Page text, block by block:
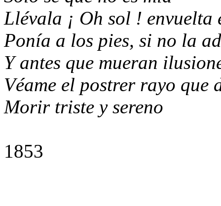
Llévala ¡ Oh sol ! envuelta
Ponía a los pies, si no la
Y antes que mueran
Véame el postrer rayo que
Morir triste y sereno
1853